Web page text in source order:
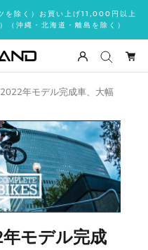
を除く）お買い上げ11,000円以上
（沖縄・北海道・離島を除く）
年モデル完成車、大幅
モデル完成